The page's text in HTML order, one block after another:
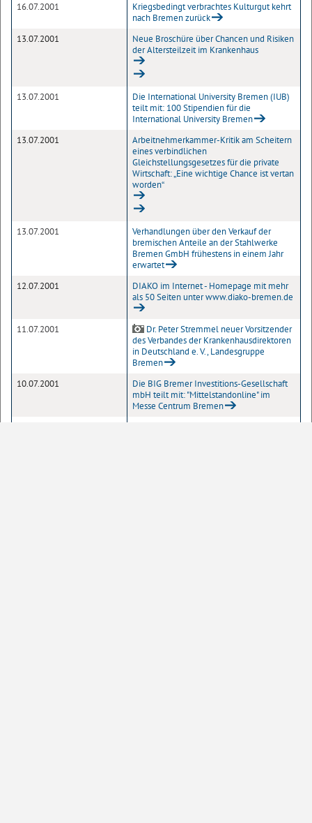
16.07.2001
Kriegsbedingt verbrachtes Kulturgut kehrt
nach Bremen zurück
13.07.2001
Neue Broschüre über Chancen und Risiken
der Altersteilzeit im Krankenhaus
13.07.2001
Die International University Bremen (IUB)
teilt mit: 100 Stipendien für die
International University Bremen
13.07.2001
Arbeitnehmerkammer-Kritik am Scheitern
eines verbindlichen
Gleichstellungsgesetzes für die private
Wirtschaft: „Eine wichtige Chance ist vertan
worden“
13.07.2001
Verhandlungen über den Verkauf der
bremischen Anteile an der Stahlwerke
Bremen GmbH frühestens in einem Jahr
erwartet
12.07.2001
DIAKO im Internet - Homepage mit mehr
als 50 Seiten unter www.diako-bremen.de
11.07.2001
Dr. Peter Stremmel neuer Vorsitzender
des Verbandes der Krankenhausdirektoren
in Deutschland e. V., Landesgruppe
Bremen
10.07.2001
Die BIG Bremer Investitions-Gesellschaft
mbH teilt mit: "Mittelstandonline" im
Messe Centrum Bremen